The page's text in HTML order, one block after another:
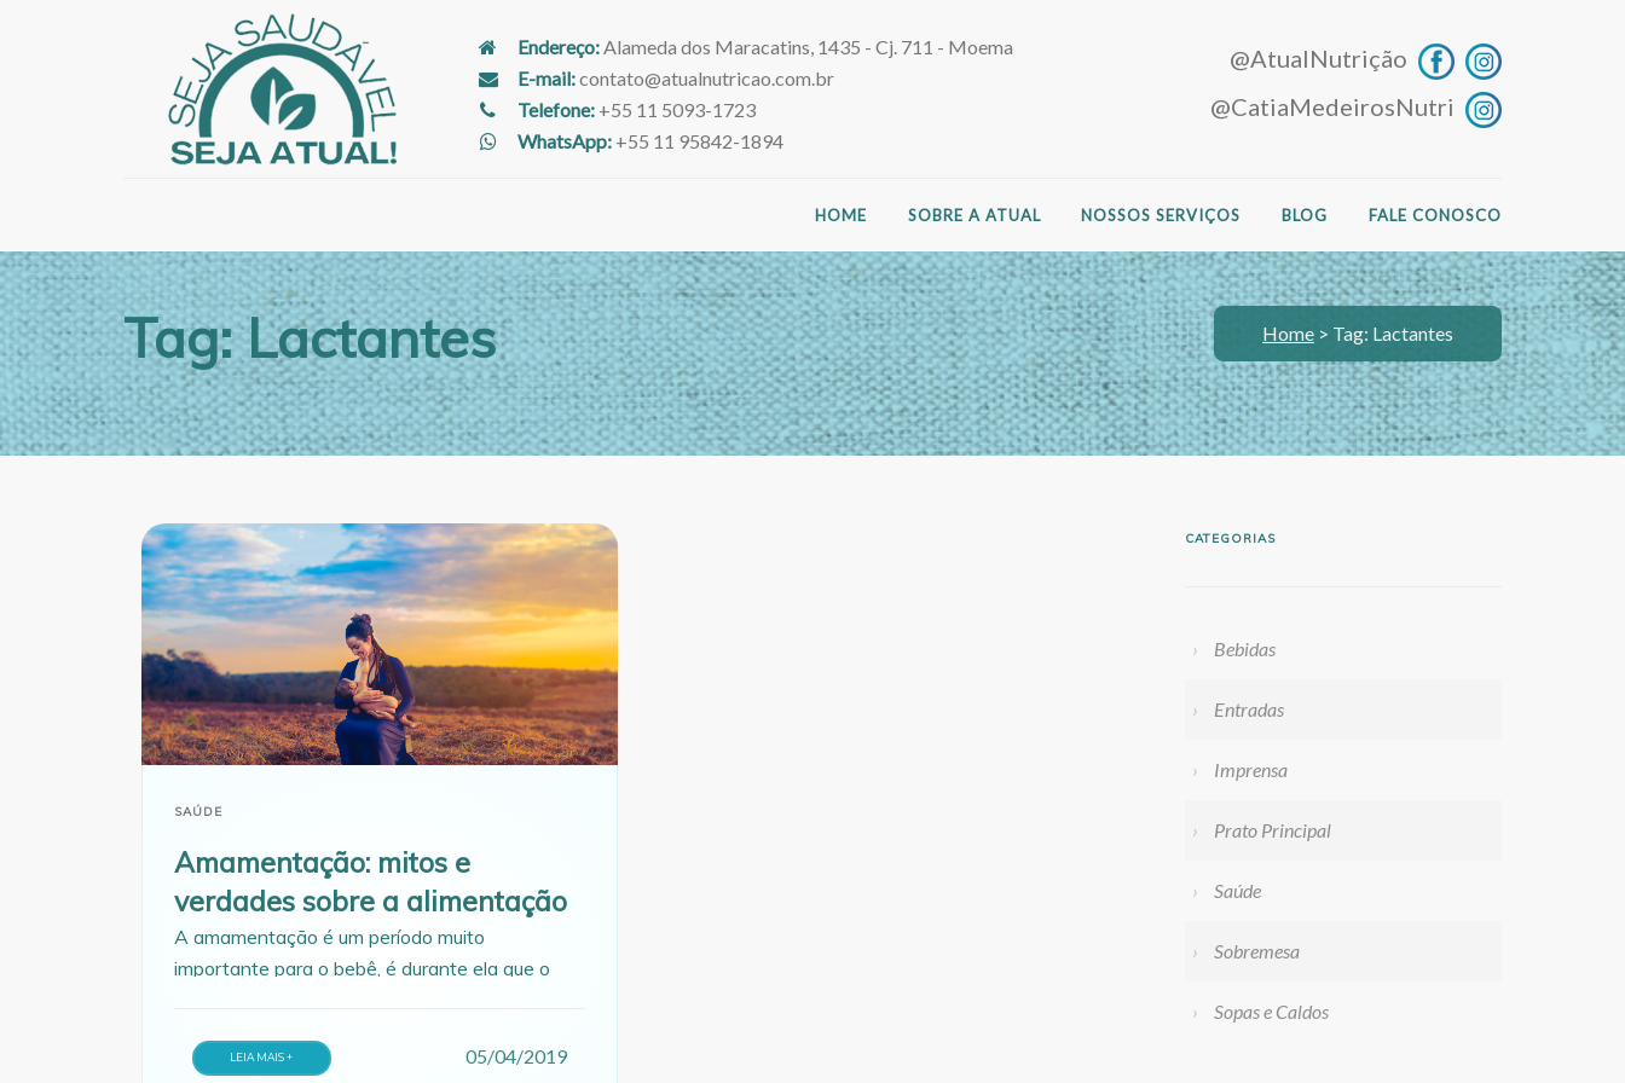
Endereço:Alameda dos Maracatins, 1435 - Cj. 711 - Moema
E-mail:contato@atualnutricao.com.br
Telefone:+55 11 5093-1723
WhatsApp:+55 11 95842-1894
@AtualNutrição
@CatiaMedeirosNutri
HOME SOBRE A ATUAL NOSSOS SERVIÇOS BLOG FALE CONOSCO
Tag: Lactantes Home > Tag: Lactantes
SAÚDE
Amamentação: mitos e
verdades sobre a alimentação
A amamentação é um período muito
importante para o bebê, é durante ela que o
desenvolvimento
LEIA MAIS + 05/04/2019
CATEGORIAS
Bebidas
Entradas
Imprensa
Prato Principal
Saúde
Sobremesa
Sopas e Caldos